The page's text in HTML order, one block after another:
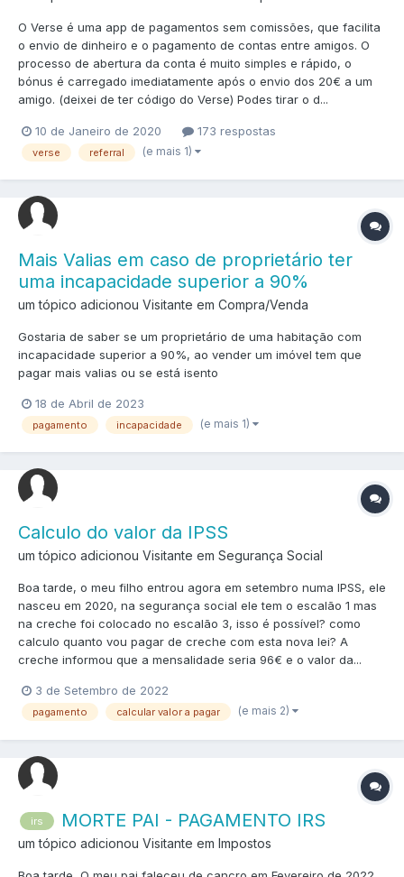
O Verse é uma app de pagamentos sem comissões, que facilita
o envio de dinheiro e o pagamento de contas entre amigos. O
processo de abertura da conta é muito simples e rápido, o
bónus é carregado imediatamente após o envio dos 20€ a um
amigo. (deixei de ter código do Verse) Podes tirar o d...
10 de Janeiro de 2020 173 respostas
verse referral (e mais 1)
Mais Valias em caso de proprietário ter
uma incapacidade superior a 90%
um tópico adicionou Visitante em Compra/Venda
Gostaria de saber se um proprietário de uma habitação com
incapacidade superior a 90%, ao vender um imóvel tem que
pagar mais valias ou se está isento
18 de Abril de 2023
pagamento incapacidade (e mais 1)
Calculo do valor da IPSS
um tópico adicionou Visitante em Segurança Social
Boa tarde, o meu filho entrou agora em setembro numa IPSS, ele
nasceu em 2020, na segurança social ele tem o escalão 1 mas
na creche foi colocado no escalão 3, isso é possível? como
calculo quanto vou pagar de creche com esta nova lei? A
creche informou que a mensalidade seria 96€ e o valor da...
3 de Setembro de 2022
pagamento calcular valor a pagar (e mais 2)
irs MORTE PAI - PAGAMENTO IRS
um tópico adicionou Visitante em Impostos